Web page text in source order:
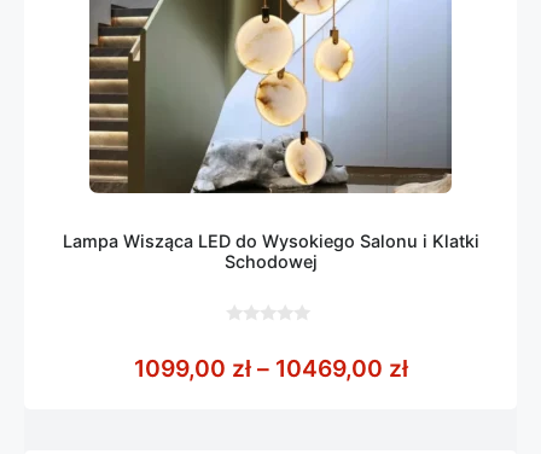
Lampa Wisząca LED do Wysokiego Salonu i Klatki
Schodowej
5
1099,00 zł – 10469,00 złZakres